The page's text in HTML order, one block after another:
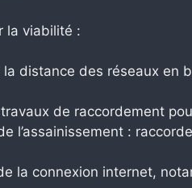
la viabilité :
distance des réseaux en
de raccordement
l’assainissement :
la connexion internet,